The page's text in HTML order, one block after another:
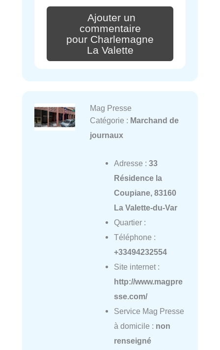
Ajouter un
commentaire
pour Charlemagne
La Valette
Mag Presse
Catégorie : Marchand de
journaux
Adresse : 33
Résidence la
Coupiane, 83160
La Valette-du-Var
Quartier :
Téléphone :
+33494232554
Site internet :
http://www.magpre
sse.com/
Service Mag Presse
à domicile : non
renseigné